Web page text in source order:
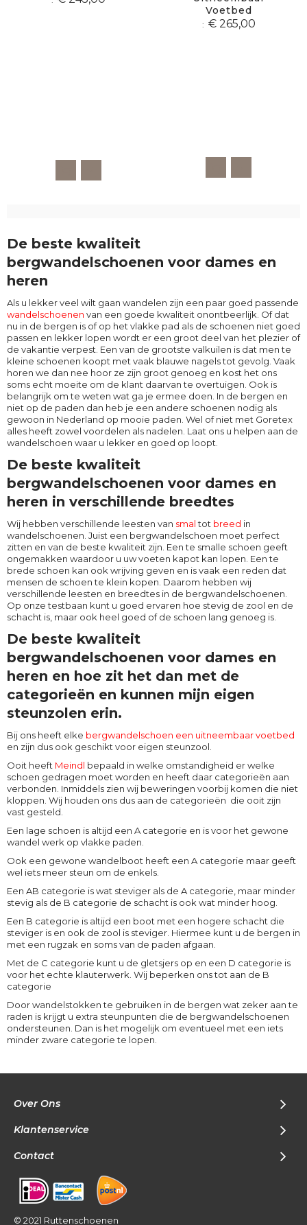
Voetbed
€ 265,00
De beste kwaliteit
bergwandelschoenen voor dames en
heren
Als u lekker veel wilt gaan wandelen zijn een paar goed passende
wandelschoenen van een goede kwaliteit onontbeerlijk. Of dat
nu in de bergen is of op het vlakke pad als de schoenen niet goed
passen en lekker lopen wordt er een groot deel van het plezier of
de vakantie verpest. Een van de grootste valkuilen is dat men te
kleine schoenen koopt met vaak blauwe nagels tot gevolg. Vaak
horen we dan nee hoor ze zijn groot genoeg en kost het ons
soms echt moeite om de klant daarvan te overtuigen. Ook is
belangrijk om te weten wat ga je ermee doen. In de bergen en
niet op de paden dan heb je een andere schoenen nodig als
gewoon in Nederland op mooie paden. Wel of niet met Goretex
alles heeft zowel voordelen als nadelen. Laat ons u helpen aan de
wandelschoen waar u lekker en goed op loopt.
De beste kwaliteit
bergwandelschoenen voor dames en
heren in verschillende breedtes
Wij hebben verschillende leesten van smaltot breed in
wandelschoenen. Juist een bergwandelschoen moet perfect
zitten en van de beste kwaliteit zijn. Een te smalle schoen geeft
ongemakken waardoor u uw voeten kapot kan lopen. Een te
brede schoen kan ook wrijving geven en is vaak een reden dat
mensen de schoen te klein kopen. Daarom hebben wij
verschillende leesten en breedtes in de bergwandelschoenen.
Op onze testbaan kunt u goed ervaren hoe stevig de zool en de
schacht is, maar ook heel goed of de schoen lang genoeg is.
De beste kwaliteit
bergwandelschoenen voor dames en
heren en hoe zit het dan met de
categorieën en kunnen mijn eigen
steunzolen erin.
Bij ons heeft elke bergwandelschoen een uitneembaar voetbed
en zijn dus ook geschikt voor eigen steunzool.
Ooit heeft Meindl bepaald in welke omstandigheid er welke
schoen gedragen moet worden en heeft daar categorieën aan
verbonden. Inmiddels zien wij beweringen voorbij komen die niet
kloppen. Wij houden ons dus aan de categorieën die ooit zijn
vast gesteld.
Een lage schoen is altijd een A categorie en is voor het gewone
wandel werk op vlakke paden.
Ook een gewone wandelboot heeft een A categorie maar geeft
wel iets meer steun om de enkels.
Een AB categorie is wat steviger als de A categorie, maar minder
stevig als de B categorie de schacht is ook wat minder hoog.
Een B categorie is altijd een boot met een hogere schacht die
steviger is en ook de zool is steviger. Hiermee kunt u de bergen in
met een rugzak en soms van de paden afgaan.
Met de C categorie kunt u de gletsjers op en een D categorie is
voor het echte klauterwerk. Wij beperken ons tot aan de B
categorie
Door wandelstokken te gebruiken in de bergen wat zeker aan te
raden is krijgt u extra steunpunten die de bergwandelschoenen
ondersteunen. Dan is het mogelijk om eventueel met een iets
minder zware categorie te lopen.
Over Ons
Klantenservice
Contact
© 2021 Ruttenschoenen